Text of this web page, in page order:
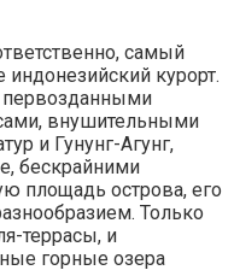
самый
курорт.
первозданными
внушительными
и Гунунг-Агунг,
бескрайними
площадь острова, его
Только
террасы, и
горные озера